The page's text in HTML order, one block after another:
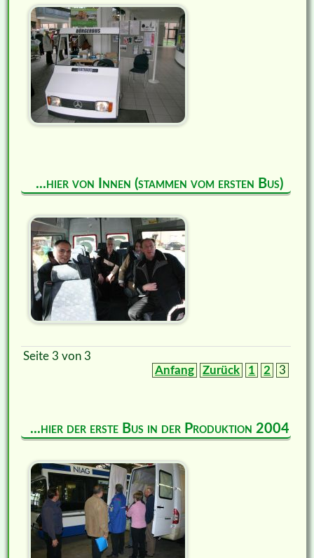
...hier von Innen (stammen vom ersten Bus)
Seite 3 von 3
Anfang
Zurück 1 2 3
...hier der erste Bus in der Produktion 2004